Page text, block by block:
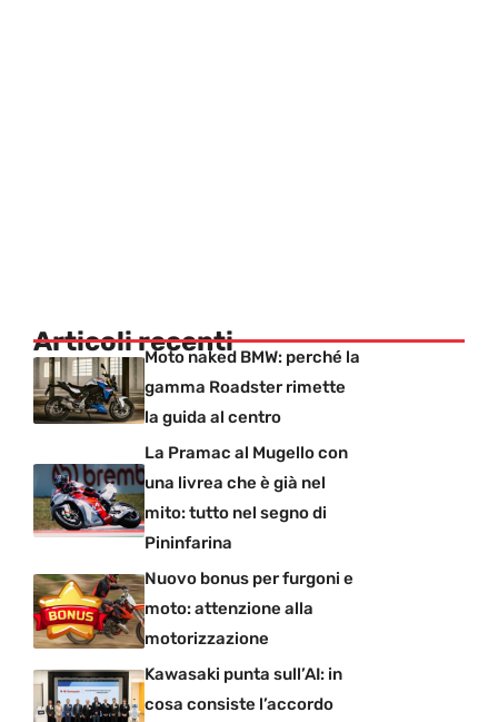
Articoli recentiMoto naked BMW: perché la
gamma Roadster rimette
la guida al centro
La Pramac al Mugello con
una livrea che è già nel
mito: tutto nel segno di
Pininfarina
Nuovo bonus per furgoni e
moto: attenzione alla
motorizzazione
Kawasaki punta sull’AI: in
cosa consiste l’accordo